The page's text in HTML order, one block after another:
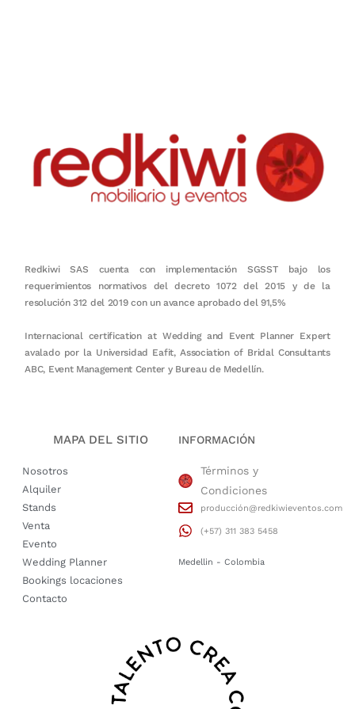
Redkiwi SAS cuenta con implementación SGSST bajo los
requerimientos normativos del decreto 1072 del 2015 y de la
resolución 312 del 2019 con un avance aprobado del 91,5%
Internacional certification at Wedding and Event Planner Expert
avalado por la Universidad Eafit, Association of Bridal Consultants
ABC, Event Management Center y Bureau de Medellín.
MAPA DEL SITIO
Nosotros
Alquiler
Stands
Venta
Evento
Wedding Planner
Bookings locaciones
Contacto
INFORMACIÓN
Términos y
Condiciones
producción@redkiwieventos.com
(+57) 311 383 5458
Medellin - Colombia